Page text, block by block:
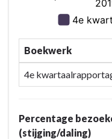
Boekwerk
4e
Percentage
(stijging/daling)